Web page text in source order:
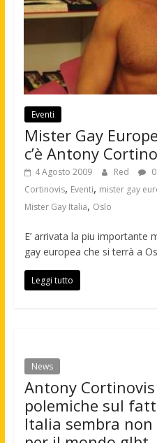
Eventi
Mister Gay
c’è Antony
4 Agosto 2009 Red
Cortinovis, Eventi, mister gay
Mister Gay Italia, Oslo
E’ arrivata la piu importante
gay europea che si terrà a
Leggi tutto
News
Antony
polemiche sul
Italia sembra